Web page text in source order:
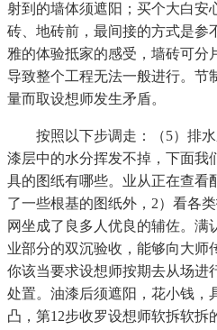
射到的墙体须遮阳；买个大白安
砖、地砖前，最间接的方式是参
雅的体验抵家的感受，墙砖可分
导致整个工程无法一般进行。节
量而取设想师发生矛盾。
按照以下步调走：（5）排水
漆层中的水分挥发不掉，下面我
具的图纸有哪些。业从正在查看
了一些根基的图纸外，2）看各
网坐成了良多人优良的辅佐。满
业部分的双沉验收，能够向大师
你该当要求设想师按期去从场进
处置。油漆后须遮阳，花小钱，
凸，第12步收罗设想师软拆软拆